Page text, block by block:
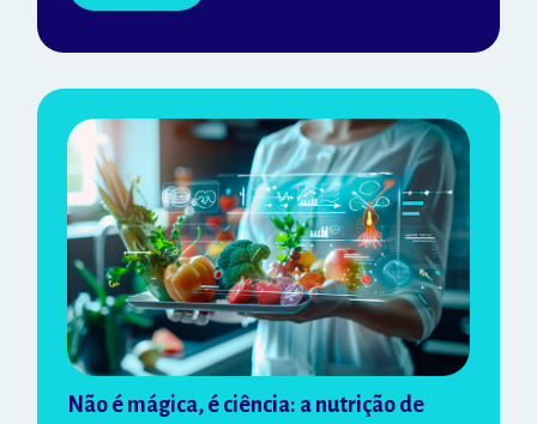
Não é mágica, é ciência: a nutrição de